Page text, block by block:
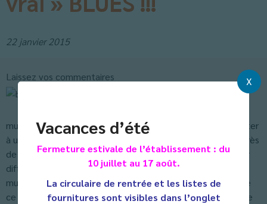
Vacances d’été
Fermeture estivale de l’établissement : du
10 juillet au 17 août.
La circulaire de rentrée et les listes de
fournitures sont visibles dans l’onglet
X
22 janvier 2015
Laissez vos commentaires
Soumis par Eric Guinedor le 22 janv. 2015
musique Gospel et Jazz, tous les élèves de 3° ont pu assister
à une conférence animée par les frères Marbezy venus exprès
de Toulouse. Le sujet sur la Musique Blues pouvait sembler
difficile à aborder mais son retentissement est tel dans les
musiques rock actuelles que nos élèves surent s’enrichir de
ce genre musical dont ils ne connaissaient pour bien d’entre